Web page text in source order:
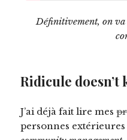
Définitivement, on
Ridicule doesn’t
J’ai déjà fait lire mes
personnes